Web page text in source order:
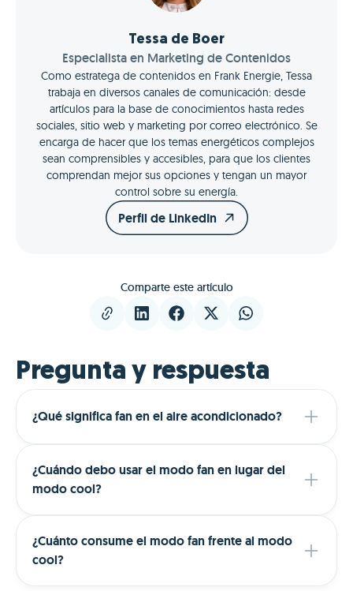
Tessa de Boer
Especialista en Marketing de Contenidos
Como estratega de contenidos en Frank Energie, Tessa
trabaja en diversos canales de comunicación: desde
artículos para la base de conocimientos hasta redes
sociales, sitio web y marketing por correo electrónico. Se
encarga de hacer que los temas energéticos complejos
sean comprensibles y accesibles, para que los clientes
comprendan mejor sus opciones y tengan un mayor
control sobre su energía.
Perfil de LinkedIn
Comparte este artículo
Pregunta y respuesta
¿Qué significa fan en el aire acondicionado?
¿Cuándo debo usar el modo fan en lugar del
modo cool?
¿Cuánto consume el modo fan frente al modo
cool?